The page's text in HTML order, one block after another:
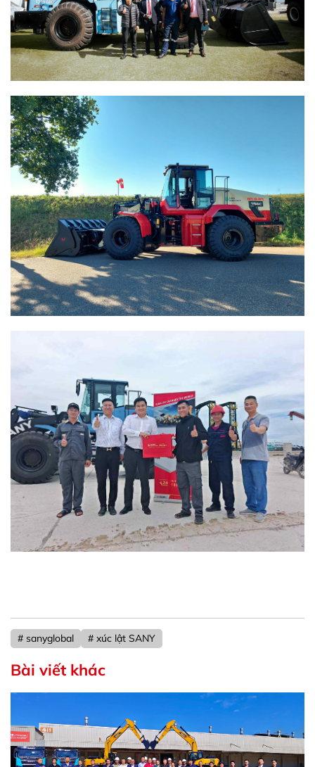
# sanyglobal # xúc lật SANY
Bài viết khác